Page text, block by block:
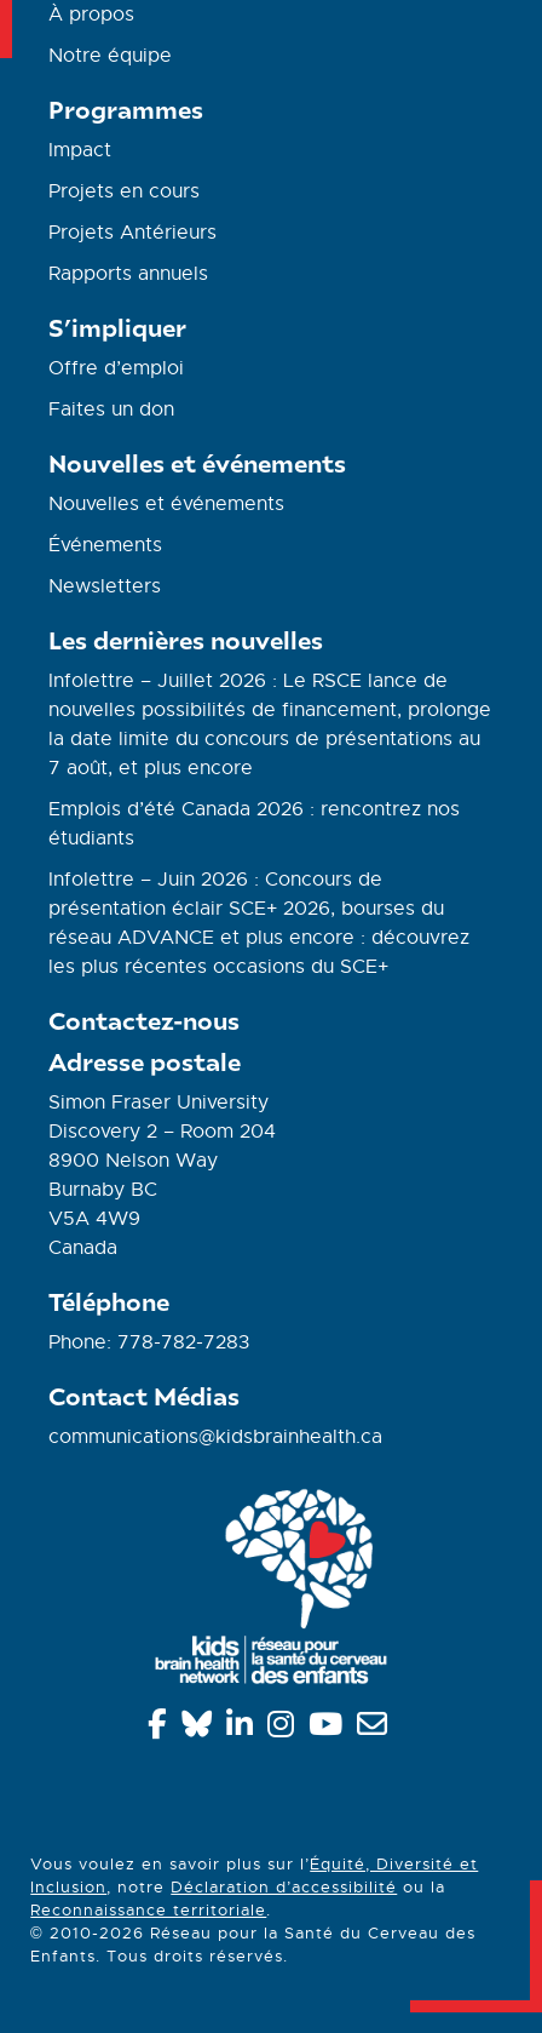
À propos
Notre équipe
Programmes
Impact
Projets en cours
Projets Antérieurs
Rapports annuels
S’impliquer
Offre d’emploi
Faites un don
Nouvelles et événements
Nouvelles et événements
Événements
Newsletters
Les dernières nouvelles
Infolettre – Juillet 2026 : Le RSCE lance de
nouvelles possibilités de financement, prolonge
la date limite du concours de présentations au
7 août, et plus encore
Emplois d’été Canada 2026 : rencontrez nos
étudiants
Infolettre – Juin 2026 : Concours de
présentation éclair SCE+ 2026, bourses du
réseau ADVANCE et plus encore : découvrez
les plus récentes occasions du SCE+
Contactez-nous
Adresse postale
Simon Fraser University
Discovery 2 – Room 204
8900 Nelson Way
Burnaby BC
V5A 4W9
Canada
Téléphone
Phone: 778-782-7283
Contact Médias
communications@kidsbrainhealth.ca
Vous voulez en savoir plus sur l’Équité, Diversité et
Inclusion, notre Déclaration d’accessibilité ou la
Reconnaissance territoriale.
© 2010-2026 Réseau pour la Santé du Cerveau des
Enfants. Tous droits réservés.